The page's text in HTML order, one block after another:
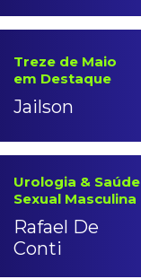
Treze de Maio
em Destaque
Jailson
Urologia & Saúde
Sexual Masculina
Rafael De
Conti